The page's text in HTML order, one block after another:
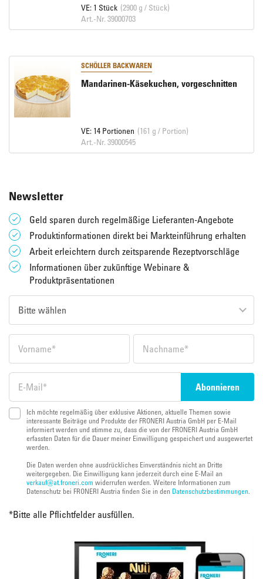
VE: 1 Stück (2900 g / Stück)
Art.-Nr. 39000703
SCHÖLLER BACKWAREN
Mandarinen-Käsekuchen, vorgeschnitten
VE: 14 Portionen (161 g / Portion)
Art.-Nr. 39000545
Newsletter
Geld sparen durch regelmäßige Lieferanten-Angebote
Produktinformationen direkt bei Markteinführung erhalten
Arbeit erleichtern durch zeitsparende Rezeptvorschläge
Informationen über zukünftige Webinare &
Produktpräsentationen
Ich möchte regelmäßig über exklusive Aktionen, aktuelle Themen sowie
interessante Beiträge und Produkte der FRONERI Austria GmbH per E-Mail
informiert werden und stimme zu, dass die von der FRONERI Austria GmbH
erfassten Daten für die Dauer meiner Einwilligung gespeichert und ausgewertet
werden.
Die Daten werden ohne ausdrückliches Einverständnis nicht an Dritte
weitergegeben. Die Einwilligung kann jederzeit durch eine E-Mail an
verkauf@at.froneri.com widerrufen werden. Weitere Informationen zum
Datenschutz bei FRONERI Austria finden Sie in den Datenschutzbestimmungen.
*Bitte alle Pflichtfelder ausfüllen.